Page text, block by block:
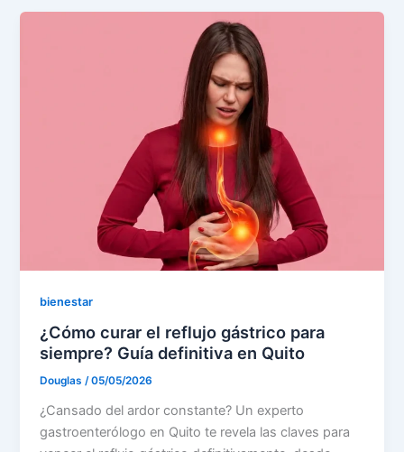
bienestar
¿Cómo curar el reflujo gástrico para
siempre? Guía definitiva en Quito
Douglas/05/05/2026
¿Cansado del ardor constante? Un experto
gastroenterólogo en Quito te revela las claves para